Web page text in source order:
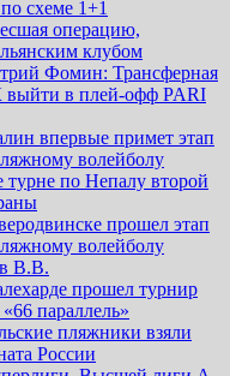
схеме 1+1
операцию,
клубом
Фомин: Трансферная
выйти в плей-офф PARI
впервые примет этап
волейболу
турне по Непалу второй
прошел этап
волейболу
В.В.
прошел турнир
параллель»
пляжники взяли
России